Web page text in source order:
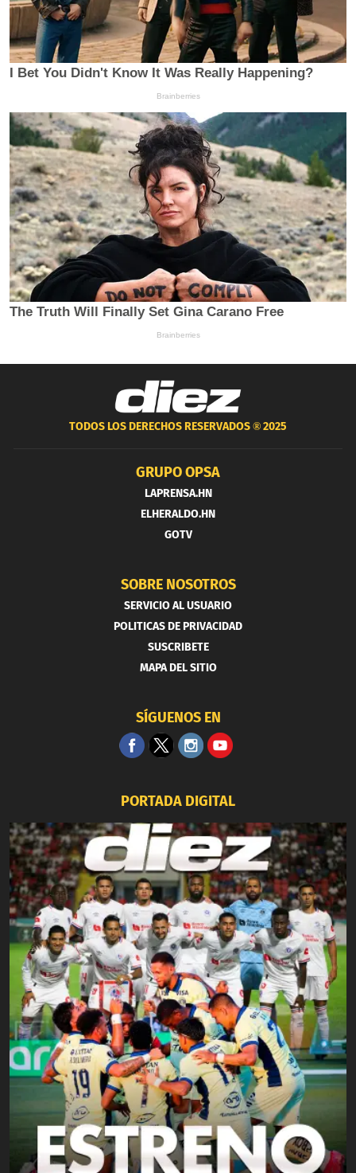
TODOS LOS DERECHOS RESERVADOS ®2025
GRUPO OPSA
LAPRENSA.HN
ELHERALDO.HN
GOTV
SOBRE NOSOTROS
SERVICIO AL USUARIO
POLITICAS DE PRIVACIDAD
SUSCRIBETE
MAPA DEL SITIO
SÍGUENOS EN
PORTADA DIGITAL